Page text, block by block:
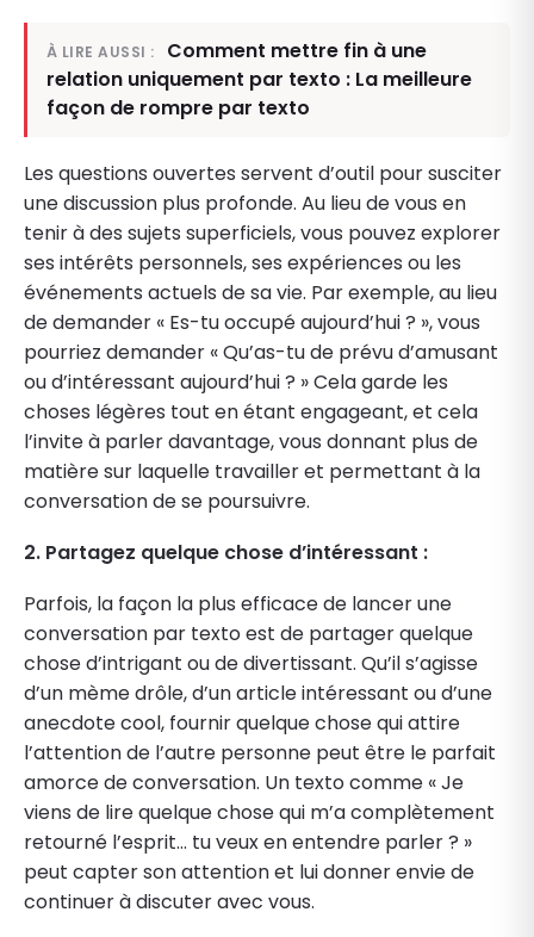
À LIRE AUSSI :
Comment mettre fin à une
relation uniquement par texto : La meilleure
façon de rompre par texto
Les questions ouvertes servent d’outil pour susciter
une discussion plus profonde. Au lieu de vous en
tenir à des sujets superficiels, vous pouvez explorer
ses intérêts personnels, ses expériences ou les
événements actuels de sa vie. Par exemple, au lieu
de demander « Es-tu occupé aujourd’hui ? », vous
pourriez demander « Qu’as-tu de prévu d’amusant
ou d’intéressant aujourd’hui ? » Cela garde les
choses légères tout en étant engageant, et cela
l’invite à parler davantage, vous donnant plus de
matière sur laquelle travailler et permettant à la
conversation de se poursuivre.
2. Partagez quelque chose d’intéressant :
Parfois, la façon la plus efficace de lancer une
conversation par texto est de partager quelque
chose d’intrigant ou de divertissant. Qu’il s’agisse
d’un mème drôle, d’un article intéressant ou d’une
anecdote cool, fournir quelque chose qui attire
l’attention de l’autre personne peut être le parfait
amorce de conversation. Un texto comme « Je
viens de lire quelque chose qui m’a complètement
retourné l’esprit… tu veux en entendre parler ? »
peut capter son attention et lui donner envie de
continuer à discuter avec vous.